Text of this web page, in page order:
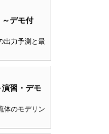
デモ付
出力予測と最
習・デモ
体のモデリン